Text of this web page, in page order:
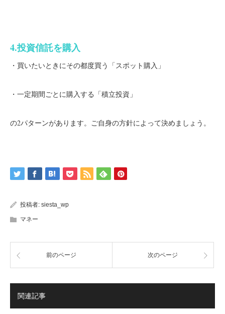
4.投資信託を購入
・買いたいときにその都度買う「スポット購入」
・一定期間ごとに購入する「積立投資」
の2パターンがあります。ご自身の方針によって決めましょう。
投稿者: siesta_wp
マネー
前のページ 次のページ
関連記事